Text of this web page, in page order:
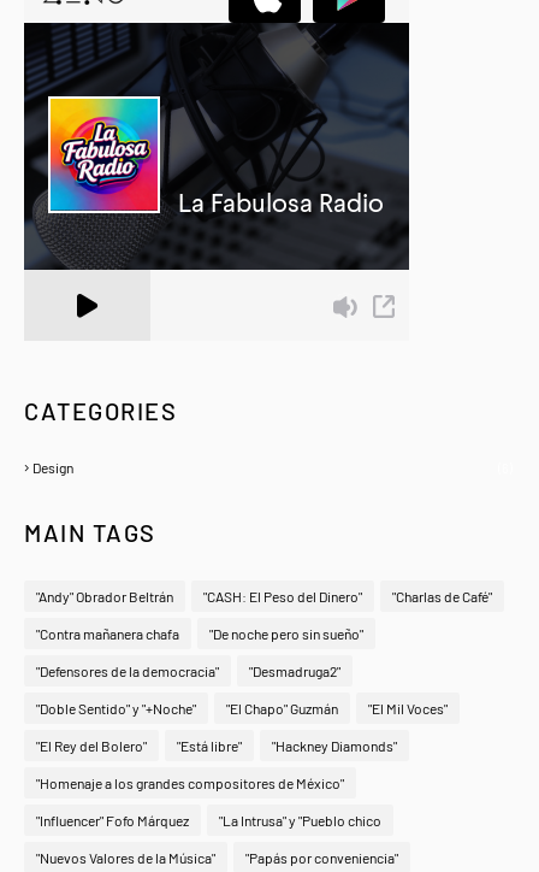
CATEGORIES
Design
MAIN TAGS
"Andy" Obrador Beltrán "CASH: El Peso del Dinero" "Charlas de Café"
"Contra mañanera chafa "De noche pero sin sueño"
"Defensores de la democracia" "Desmadruga2"
"Doble Sentido" y "+Noche" "El Chapo" Guzmán "El Mil Voces"
"El Rey del Bolero" "Está libre" "Hackney Diamonds"
"Homenaje a los grandes compositores de México"
"Influencer" Fofo Márquez "La Intrusa" y "Pueblo chico
"Nuevos Valores de la Música" "Papás por conveniencia"